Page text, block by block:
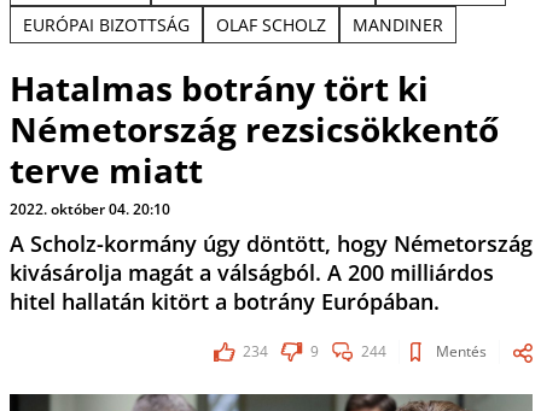
EURÓPAI BIZOTTSÁG
OLAF SCHOLZ MANDINER
Hatalmas botrány tört ki
Németország rezsicsökkentő
terve miatt
2022. október 04. 20:10
A Scholz-kormány úgy döntött, hogy Németország
kivásárolja magát a válságból. A 200 milliárdos
hitel hallatán kitört a botrány Európában.
234 9 244 Mentés